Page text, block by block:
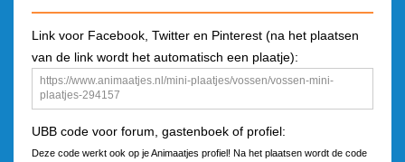
Link voor Facebook, Twitter en Pinterest (na het plaatsen
van de link wordt het automatisch een plaatje):
UBB code voor forum, gastenboek of profiel:
Deze code werkt ook op je Animaatjes profiel! Na het plaatsen wordt de code